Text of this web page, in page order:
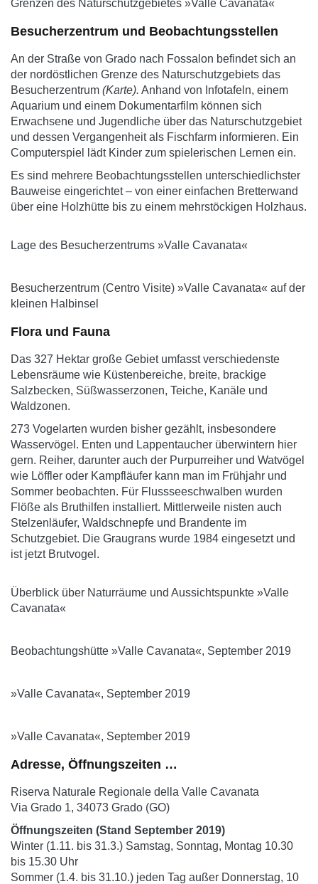
Grenzen des Naturschutzgebietes »Valle Cavanata«
Besucherzentrum und Beobachtungsstellen
An der Straße von Grado nach Fossalon befindet sich an
der nordöstlichen Grenze des Naturschutzgebiets das
Besucherzentrum (Karte). Anhand von Infotafeln, einem
Aquarium und einem Dokumentarfilm können sich
Erwachsene und Jugendliche über das Naturschutzgebiet
und dessen Vergangenheit als Fischfarm informieren. Ein
Computerspiel lädt Kinder zum spielerischen Lernen ein.
Es sind mehrere Beobachtungsstellen unterschiedlichster
Bauweise eingerichtet – von einer einfachen Bretterwand
über eine Holzhütte bis zu einem mehrstöckigen Holzhaus.
Lage des Besucherzentrums »Valle Cavanata«
Besucherzentrum (Centro Visite) »Valle Cavanata« auf der
kleinen Halbinsel
Flora und Fauna
Das 327 Hektar große Gebiet umfasst verschiedenste
Lebensräume wie Küstenbereiche, breite, brackige
Salzbecken, Süßwasserzonen, Teiche, Kanäle und
Waldzonen.
273 Vogelarten wurden bisher gezählt, insbesondere
Wasservögel. Enten und Lappentaucher überwintern hier
gern. Reiher, darunter auch der Purpurreiher und Watvögel
wie Löffler oder Kampfläufer kann man im Frühjahr und
Sommer beobachten. Für Flussseeschwalben wurden
Flöße als Bruthilfen installiert. Mittlerweile nisten auch
Stelzenläufer, Waldschnepfe und Brandente im
Schutzgebiet. Die Graugrans wurde 1984 eingesetzt und
ist jetzt Brutvogel.
Überblick über Naturräume und Aussichtspunkte »Valle
Cavanata«
Beobachtungshütte »Valle Cavanata«, September 2019
»Valle Cavanata«, September 2019
»Valle Cavanata«, September 2019
Adresse, Öffnungszeiten …
Riserva Naturale Regionale della Valle Cavanata
Via Grado 1, 34073 Grado (GO)
Öffnungszeiten (Stand September 2019)
Winter (1.11. bis 31.3.) Samstag, Sonntag, Montag 10.30
bis 15.30 Uhr
Sommer (1.4. bis 31.10.) jeden Tag außer Donnerstag, 10